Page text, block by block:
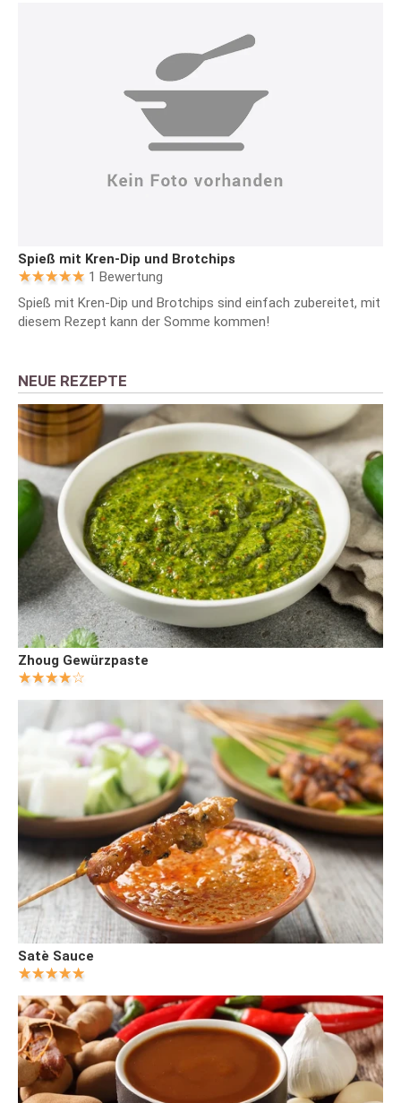
Spieß mit Kren-Dip und Brotchips
1 Bewertung
Spieß mit Kren-Dip und Brotchips sind einfach zubereitet, mit
diesem Rezept kann der Somme kommen!
NEUE REZEPTE
Zhoug Gewürzpaste
Satè Sauce